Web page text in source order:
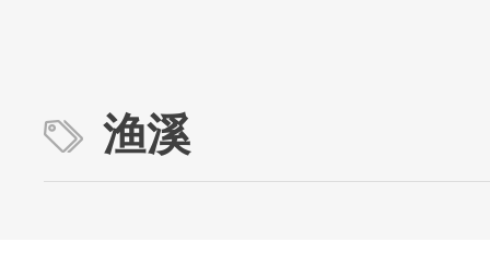
渔溪